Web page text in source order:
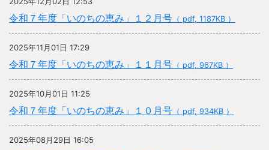
令和７年度「いのちの恵み」１２月号 （ pdf, 1187KB ）
2025年11月01日 17:29
令和７年度「いのちの恵み」１１月号 （ pdf, 967KB ）
2025年10月01日 11:25
令和７年度「いのちの恵み」１０月号 （ pdf, 934KB ）
2025年08月29日 16:05